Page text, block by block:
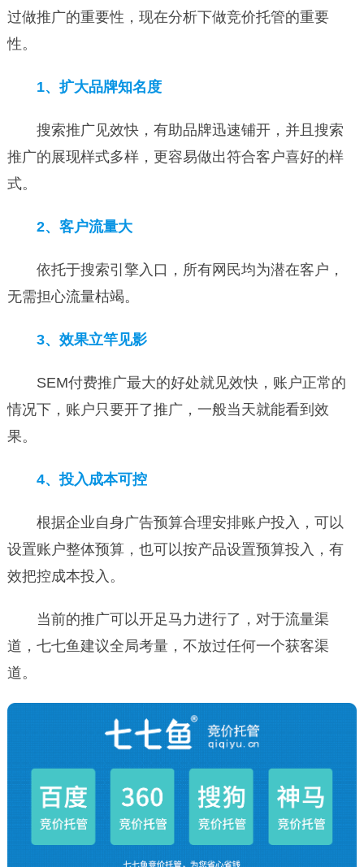
过做推广的重要性，现在分析下做竞价托管的重要
性。
1、扩大品牌知名度
搜索推广见效快，有助品牌迅速铺开，并且搜索
推广的展现样式多样，更容易做出符合客户喜好的样
式。
2、客户流量大
依托于搜索引擎入口，所有网民均为潜在客户，
无需担心流量枯竭。
3、效果立竿见影
SEM付费推广最大的好处就见效快，账户正常的
情况下，账户只要开了推广，一般当天就能看到效
果。
4、投入成本可控
根据企业自身广告预算合理安排账户投入，可以
设置账户整体预算，也可以按产品设置预算投入，有
效把控成本投入。
当前的推广可以开足马力进行了，对于流量渠
道，七七鱼建议全局考量，不放过任何一个获客渠
道。